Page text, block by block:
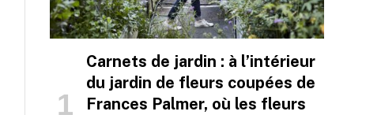
Carnets de jardin : à l’intérieur
du jardin de fleurs coupées de
Frances Palmer, où les fleurs